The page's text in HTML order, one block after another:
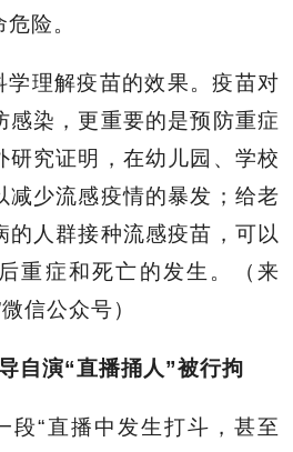
险。
学理解疫苗的效果。疫苗对
感染，更重要的是预防重症
研究证明，在幼儿园、学校
减少流感疫情的暴发；给老
的人群接种流感疫苗，可以
重症和死亡的发生。（来
信公众号）
自演“直播捅人”被行拘
段“直播中发生打斗，甚至